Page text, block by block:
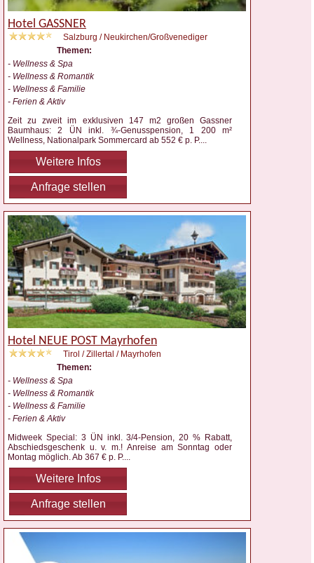
Hotel GASSNER
Salzburg / Neukirchen/Großvenediger
Themen:
- Wellness & Spa
- Wellness & Romantik
- Wellness & Familie
- Ferien & Aktiv
Zeit zu zweit im exklusiven 147 m2 großen Gassner
Baumhaus: 2 ÜN inkl. ¾-Genusspension, 1 200 m²
Wellness, Nationalpark Sommercard ab 552 € p. P....
Weitere Infos
Anfrage stellen
Hotel NEUE POST Mayrhofen
Tirol / Zillertal / Mayrhofen
Themen:
- Wellness & Spa
- Wellness & Romantik
- Wellness & Familie
- Ferien & Aktiv
Midweek Special: 3 ÜN inkl. 3/4-Pension, 20 % Rabatt,
Abschiedsgeschenk u. v. m.! Anreise am Sonntag oder
Montag möglich. Ab 367 € p. P.
Weitere Infos
Anfrage stellen